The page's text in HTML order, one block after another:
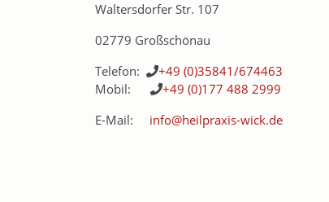
Waltersdorfer Str. 107
02779 Großschönau
Telefon:
+49 (0)35841/674463
Mobil:
+49 (0)177 488 2999
E-Mail: info@heilpraxis-wick.de